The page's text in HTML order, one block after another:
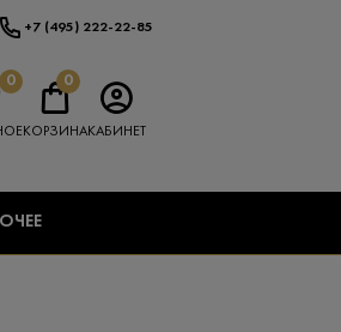
+7 (495) 222-22-85
0 0
КОРЗИНАКАБИНЕТ